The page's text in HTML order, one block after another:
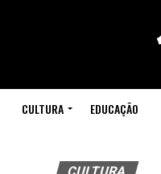
CULTURA EDUCAÇÃO